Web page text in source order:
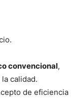
convencional,
calidad.
de eficiencia